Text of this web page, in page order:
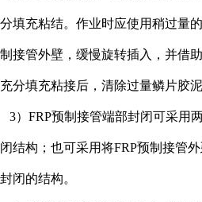
分填充粘结。作业时应使用稍过量
制接管外壁，缓慢旋转插入，并借
充分填充粘接后，清除过量鳞片胶泥
3）FRP预制接管端部封闭可采用
闭结构；也可采用将FRP预制接管
封闭的结构。